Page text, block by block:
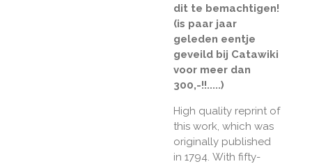
dit te bemachtigen!
(is paar jaar
geleden eentje
geveild bij Catawiki
voor meer dan
300,-!!.....)
High quality reprint of
this work, which was
originally published
in 1794. With fifty-